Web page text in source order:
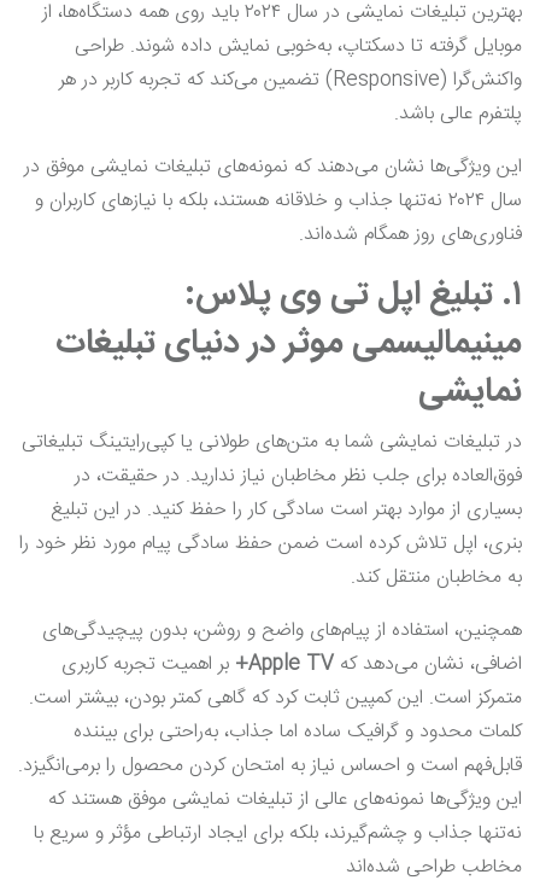
بهترین تبلیغات نمایشی در سال ۲۰۲۴ باید روی همه دستگاه‌ها، از
موبایل گرفته تا دسکتاپ، به‌خوبی نمایش داده شوند. طراحی
واکنش‌گرا (Responsive) تضمین می‌کند که تجربه کاربر در هر
پلتفرم عالی باشد.
این ویژگی‌ها نشان می‌دهند که نمونه‌های تبلیغات نمایشی موفق در
سال ۲۰۲۴ نه‌تنها جذاب و خلاقانه هستند، بلکه با نیازهای کاربران و
فناوری‌های روز همگام شده‌اند.
۱. تبلیغ اپل تی وی پلاس:
مینیمالیسمی موثر در دنیای تبلیغات
نمایشی
در تبلیغات نمایشی شما به متن‌های طولانی یا کپی‌رایتینگ تبلیغاتی
فوق‌العاده برای جلب نظر مخاطبان نیاز ندارید. در حقیقت، در
بسیاری از موارد بهتر است سادگی کار را حفظ کنید. در این تبلیغ
بنری، اپل تلاش کرده‌ است ضمن حفظ سادگی پیام مورد نظر خود را
به مخاطبان منتقل کند.
همچنین، استفاده از پیام‌های واضح و روشن، بدون پیچیدگی‌های
اضافی، نشان می‌دهد که Apple TV+ بر اهمیت تجربه کاربری
متمرکز است. این کمپین ثابت کرد که گاهی کمتر بودن، بیشتر است.
کلمات محدود و گرافیک ساده اما جذاب، به‌راحتی برای بیننده
قابل‌فهم است و احساس نیاز به امتحان کردن محصول را برمی‌انگیزد.
این ویژگی‌ها نمونه‌های عالی از تبلیغات نمایشی موفق هستند که
نه‌تنها جذاب و چشم‌گیرند، بلکه برای ایجاد ارتباطی مؤثر و سریع با
مخاطب طراحی شده‌اند